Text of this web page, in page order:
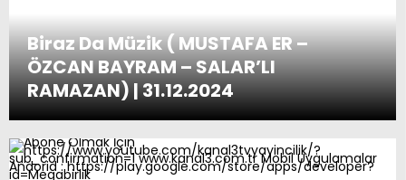
Biraz Da Müzik ( MUSTAFA ER –
ÖZCAN BAYRAM – SALAR’LI
RAMAZAN) | 31.12.2024